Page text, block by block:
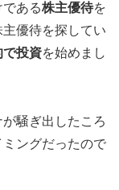
ある株主優待を
優待を探してい
で投資を始めまし
騒ぎ出したころ
ングだったので